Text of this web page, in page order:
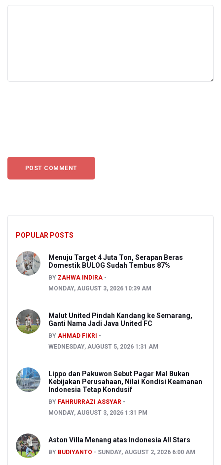
POPULAR POSTS
Menuju Target 4 Juta Ton, Serapan Beras
Domestik BULOG Sudah Tembus 87%
BY ZAHWA INDIRA
MONDAY, AUGUST 3, 2026 10:39 AM
Malut United Pindah Kandang ke Semarang,
Ganti Nama Jadi Java United FC
BY AHMAD FIKRI
WEDNESDAY, AUGUST 5, 2026 1:31 AM
Lippo dan Pakuwon Sebut Pagar Mal Bukan
Kebijakan Perusahaan, Nilai Kondisi Keamanan
Indonesia Tetap Kondusif
BY FAHRURRAZI ASSYAR
MONDAY, AUGUST 3, 2026 1:31 PM
Aston Villa Menang atas Indonesia All Stars
BY BUDIYANTO SUNDAY, AUGUST 2, 2026 6:00 AM